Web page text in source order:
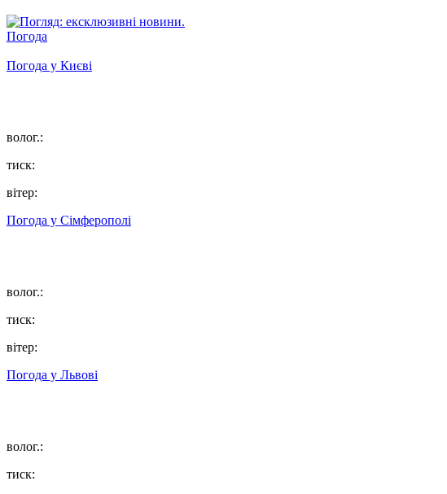
Погода
Погода у Києві
волог.:
тиск:
вітер:
Погода у Сімферополі
волог.:
тиск:
вітер:
Погода у Львові
волог.:
тиск: